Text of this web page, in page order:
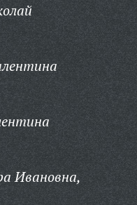
Ивановна,